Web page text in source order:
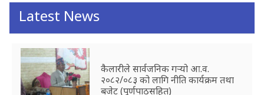
Latest News
कैलारीले सार्वजनिक गर्‍यो आ.व.
२०८२/०८३ को लागि नीति कार्यक्रम तथा
बजेट (पूर्णपाठसहित)